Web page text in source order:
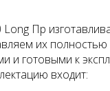
Пр
их полностью
и готовыми к
входит: